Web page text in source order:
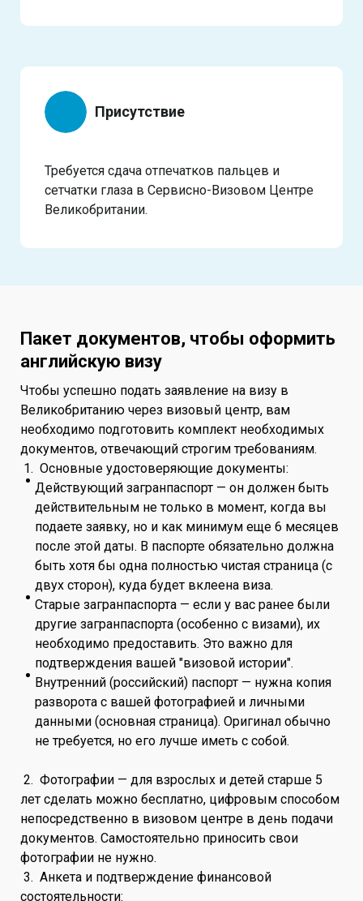
Присутствие
Требуется сдача отпечатков пальцев и
сетчатки глаза в Сервисно-Визовом Центре
Великобритании.
Пакет документов, чтобы оформить
английскую визу
Чтобы успешно подать заявление на визу в
Великобританию через визовый центр, вам
необходимо подготовить комплект необходимых
документов, отвечающий строгим требованиям.
1. Основные удостоверяющие документы:
Действующий загранпаспорт — он должен быть
действительным не только в момент, когда вы
подаете заявку, но и как минимум еще 6 месяцев
после этой даты. В паспорте обязательно должна
быть хотя бы одна полностью чистая страница (с
двух сторон), куда будет вклеена виза.
Старые загранпаспорта — если у вас ранее были
другие загранпаспорта (особенно с визами), их
необходимо предоставить. Это важно для
подтверждения вашей "визовой истории".
Внутренний (российский) паспорт — нужна копия
разворота с вашей фотографией и личными
данными (основная страница). Оригинал обычно
не требуется, но его лучше иметь с собой.
2. Фотографии — для взрослых и детей старше 5
лет сделать можно бесплатно, цифровым способом
непосредственно в визовом центре в день подачи
документов. Самостоятельно приносить свои
фотографии не нужно.
3. Анкета и подтверждение финансовой
состоятельности: